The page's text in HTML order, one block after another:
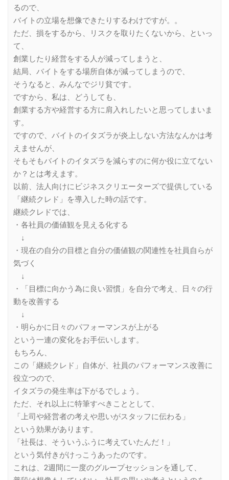
るので、
バイトの立場を想像できたりするわけですが。。
ただ、損をするから、リスクを取りたくないから、といっ
て、
創業したり経営をする人が減ってしまうと、
結局、バイトをする場所自体が減ってしまうので、
そうなると、みんなでジリ貧です。
ですから、私は、どうしても、
創業する方や経営する方に肩入れしたいと思ってしまいま
す。
ですので、バイトのイタズラが炎上しない方法なんかは考
えませんが、
そもそもバイトのイタズラを減らすのに何か役に立てない
か？とは考えます。
以前、法人向けにビジネスクリエーターズで提供している
「継続クレド」を導入した時の話です。
継続クレドでは、
・各社員の価値観を見える化する
↓
・現在の自分の目標と自分の価値観の関連性を社員自らが
気づく
↓
・「目標に向かう為に良い習慣」を自分で考え、日々の行
動を改善する
↓
・明らかに日々のパフォーマンスが上がる
という一連の変化をお手伝いします。
もちろん、
この「継続クレド」自体が、社員のパフォーマンス改善に
役立つので、
イタズラの発生率は下がるでしょう。
ただ、それ以上に特筆すべきこととして、
「上司や経営者の考えや思いがスタッフに伝わる」
という効果があります。
「社長は、そういうふうに考えていたんだ！」
という気付きがけっこうあったのです。
これは、2週間に一度のグループセッションを通して、